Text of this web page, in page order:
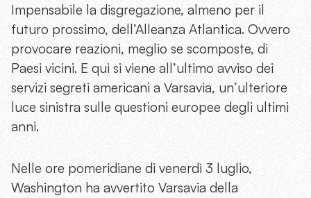
Impensabile la disgregazione, almeno per il
futuro prossimo, dell’Alleanza Atlantica. Ovvero
provocare reazioni, meglio se scomposte, di
Paesi vicini. E qui si viene all’ultimo avviso dei
servizi segreti americani a Varsavia, un’ulteriore
luce sinistra sulle questioni europee degli ultimi
anni.
Nelle ore pomeridiane di venerdì 3 luglio,
Washington ha avvertito Varsavia della